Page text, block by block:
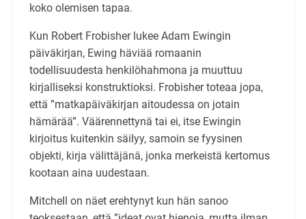
koko olemisen tapaa.
Kun Robert Frobisher lukee Adam Ewingin
päiväkirjan, Ewing häviää romaanin
todellisuudesta henkilöhahmona ja muuttuu
kirjalliseksi konstruktioksi. Frobisher toteaa jopa,
että ”matkapäiväkirjan aitoudessa on jotain
hämärää”. Väärennettynä tai ei, itse Ewingin
kirjoitus kuitenkin säilyy, samoin se fyysinen
objekti, kirja välittäjänä, jonka merkeistä kertomus
kootaan aina uudestaan.
Mitchell on näet erehtynyt kun hän sanoo